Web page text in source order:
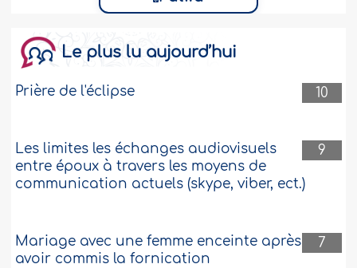
Le plus lu aujourd’hui
10
Prière de l'éclipse
9
Les limites les échanges audiovisuels
entre époux à travers les moyens de
communication actuels (skype, viber, ect.)
7
Mariage avec une femme enceinte après
avoir commis la fornication